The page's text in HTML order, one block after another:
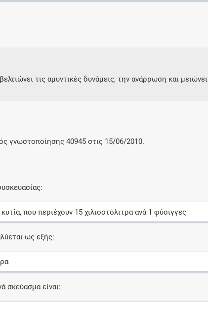
τις αμυντικές δυνάμεις, την ανάρρωση και μειώνει
γνωστοποίησης 40945 στις 15/06/2010.
κυτία, που περιέχουν 15 χιλιοστόλιτραανά 1 φύσιγγες
ως εξής:
σκεύασμα είναι: